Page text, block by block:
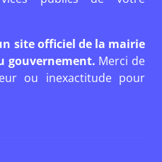
site officiel de la mairie
gouvernement. Merci de
ou inexactitude pour